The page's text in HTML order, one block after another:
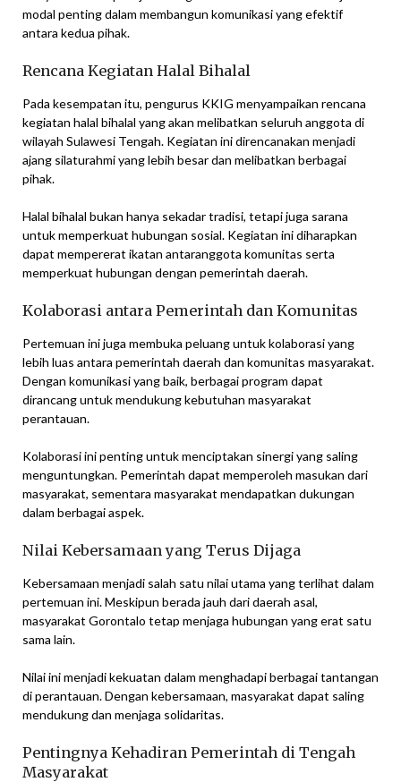
modal penting dalam membangun komunikasi yang efektif
antara kedua pihak.
Rencana Kegiatan Halal Bihalal
Pada kesempatan itu, pengurus KKIG menyampaikan rencana
kegiatan halal bihalal yang akan melibatkan seluruh anggota di
wilayah Sulawesi Tengah. Kegiatan ini direncanakan menjadi
ajang silaturahmi yang lebih besar dan melibatkan berbagai
pihak.
Halal bihalal bukan hanya sekadar tradisi, tetapi juga sarana
untuk memperkuat hubungan sosial. Kegiatan ini diharapkan
dapat mempererat ikatan antaranggota komunitas serta
memperkuat hubungan dengan pemerintah daerah.
Kolaborasi antara Pemerintah dan Komunitas
Pertemuan ini juga membuka peluang untuk kolaborasi yang
lebih luas antara pemerintah daerah dan komunitas masyarakat.
Dengan komunikasi yang baik, berbagai program dapat
dirancang untuk mendukung kebutuhan masyarakat
perantauan.
Kolaborasi ini penting untuk menciptakan sinergi yang saling
menguntungkan. Pemerintah dapat memperoleh masukan dari
masyarakat, sementara masyarakat mendapatkan dukungan
dalam berbagai aspek.
Nilai Kebersamaan yang Terus Dijaga
Kebersamaan menjadi salah satu nilai utama yang terlihat dalam
pertemuan ini. Meskipun berada jauh dari daerah asal,
masyarakat Gorontalo tetap menjaga hubungan yang erat satu
sama lain.
Nilai ini menjadi kekuatan dalam menghadapi berbagai tantangan
di perantauan. Dengan kebersamaan, masyarakat dapat saling
mendukung dan menjaga solidaritas.
Pentingnya Kehadiran Pemerintah di Tengah
Masyarakat